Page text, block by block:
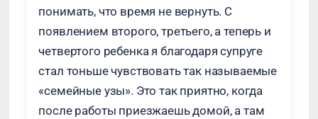
понимать, что время не вернуть. С
появлением второго, третьего, а теперь и
четвертого ребенка я благодаря супруге
стал тоньше чувствовать так называемые
«семейные узы». Это так приятно, когда
после работы приезжаешь домой, а там